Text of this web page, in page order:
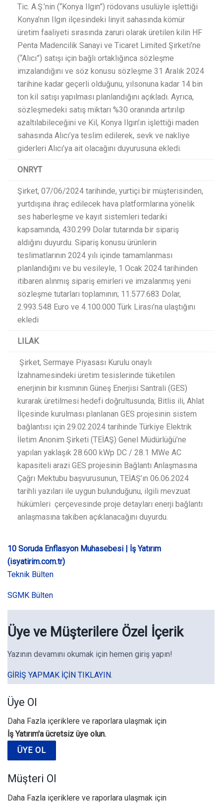
Tic. A.Ş.’nin (“Konya Ilgın”) rödovans usulüyle işlettiği
Konya’nın Ilgın ilçesindeki linyit sahasında kömür
üretim faaliyeti sırasında zaruri olarak üretilen kilin HF
Penta Madencilik Sanayi ve Ticaret Limited Şirketi’ne
(“Alıcı”) satışı için bağlı ortaklığınca sözleşme
imzalandığını ve söz konusu sözleşme 31 Aralık 2024
tarihine kadar geçerli olduğunu, yılsonuna kadar 14 bin
ton kil satışı yapılması planlandığını açıkladı. Ayrıca,
sözleşmedeki satış miktarı %30 oranında artırılıp
azaltılabileceğini ve Kil, Konya Ilgın’ın işlettiği maden
sahasında Alıcı’ya teslim edilerek, sevk ve nakliye
giderleri Alıcı’ya ait olacağını duyurusuna ekledi.​
ONRYT
Şirket, 07/06/2024 tarihinde, yurtiçi bir müşterisinden,
yurtdışına ihraç edilecek hava platformlarına yönelik
ses haberleşme ve kayıt sistemleri tedariki
kapsamında, 430.299 Dolar tutarında bir sipariş
aldığını duyurdu. Sipariş konusu ürünlerin
teslimatlarının 2024 yılı içinde tamamlanması
planlandığını ve bu vesileyle, 1 Ocak 2024 tarihinden
itibaren alınmış sipariş emirleri ve imzalanmış yeni
sözleşme tutarları toplamının; 11.577.683 Dolar,
2.993.548 Euro ve 4.100.000 Türk Lirası’na ulaştığını
ekledi​
LILAK
Şirket, Sermaye Piyasası Kurulu onaylı
İzahnamesindeki üretim tesislerinde tüketilen
enerjinin bir kısmının Güneş Enerjisi Santrali (GES)
kurarak üretilmesi hedefi doğrultusunda; Bitlis ili, Ahlat
İlçesinde kurulması planlanan GES projesinin sistem
bağlantısı için 29.02.2024 tarihinde Türkiye Elektrik
İletim Anonim Şirketi (TEİAŞ) Genel Müdürlüğü’ne
yapılan yaklaşık 28.600 kWp DC / 28.1 MWe AC
kapasiteli arazi GES projesinin Bağlantı Anlaşmasına
Çağrı Mektubu başvurusunun, TEİAŞ’ın 06.06.2024
tarihli yazıları ile uygun bulunduğunu, ilgili mevzuat
hükümleri çerçevesinde proje detayları enerji bağlantı
anlaşmasına takiben açıklanacağını duyurdu.​
10 Soruda Enflasyon Muhasebesi | İş Yatırım
(isyatirim.com.tr)
Teknik Bülten
SGMK Bülten
Üye ve Müşterilere Özel İçerik
Yazının devamını okumak için hemen giriş yapın!
GIRIŞ YAPMAK IÇIN TIKLAYIN.
Üye Ol
Daha Fazla içeriklere ve raporlara ulaşmak için
İş Yatırım'a ücretsiz üye olun.
ÜYE OL
Müşteri Ol
Daha Fazla içeriklere ve raporlara ulaşmak için